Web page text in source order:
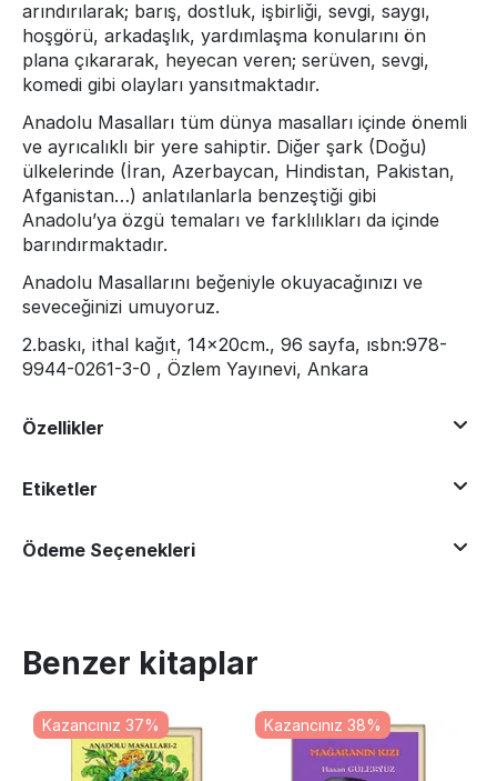
arındırılarak; barış, dostluk, işbirliği, sevgi, saygı,
hoşgörü, arkadaşlık, yardımlaşma konularını ön
plana çıkararak, heyecan veren; serüven, sevgi,
komedi gibi olayları yansıtmaktadır.
Anadolu Masalları tüm dünya masalları içinde önemli
ve ayrıcalıklı bir yere sahiptir. Diğer şark (Doğu)
ülkelerinde (İran, Azerbaycan, Hindistan, Pakistan,
Afganistan…) anlatılanlarla benzeştiği gibi
Anadolu’ya özgü temaları ve farklılıkları da içinde
barındırmaktadır.
Anadolu Masallarını beğeniyle okuyacağınızı ve
seveceğinizi umuyoruz.
2.baskı, ithal kağıt, 14x20cm., 96 sayfa, ısbn:978-
9944-0261-3-0 , Özlem Yayınevi, Ankara
Özellikler
Etiketler
Ödeme Seçenekleri
Benzer kitaplar
Kazancınız 37% Kazancınız 38%